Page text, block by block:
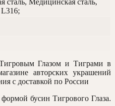
Глазом и Тиграми в
авторских украшений
с доставкой по России
бусин Тигрового Глаза.